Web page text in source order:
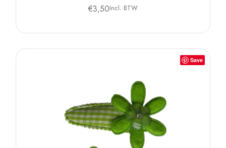
€3,50Incl. BTW
Save